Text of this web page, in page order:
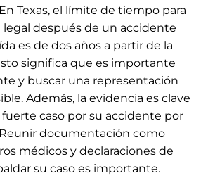
Texas, el límite de tiempo para
legal después de un accidente
es de dos años a partir de la
significa que es importante
y buscar una representación
Además, la evidencia es clave
caso por su accidente por
documentación como
médicos y declaraciones de
su caso es importante.